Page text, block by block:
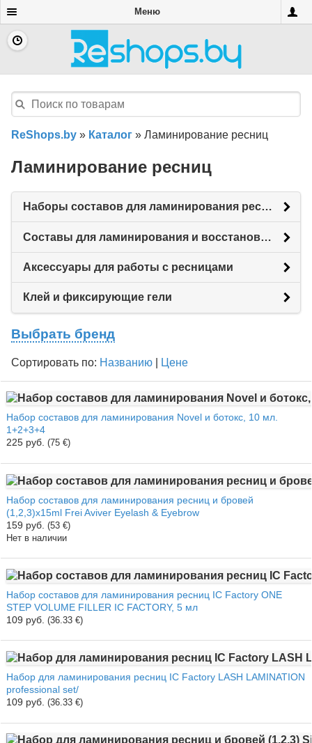
Меню
ReShops.by » Каталог » Ламинирование ресниц
Ламинирование ресниц
Наборы составов для ламинирования ресниц
Составы для ламинирования и восстановления ресниц
Аксессуары для работы с ресницами
Клей и фиксирующие гели
Выбрать бренд
Сортировать по: Названию Цене
Набор составов для ламинирования Novel и ботокс, 10 мл.
1+2+3+4
225 руб. (75 €)
Набор составов для ламинирования ресниц и бровей
(1,2,3)x15ml Frei Aviver Eyelash & Eyebrow
159 руб. (53 €)
Нет в наличии
Набор составов для ламинирования ресниц IC Factory ONE
STEP VOLUME FILLER IC FACTORY, 5 мл
109 руб. (36.33 €)
Набор для ламинирования ресниц IC Factory LASH LAMINATION
professional set/
109 руб. (36.33 €)